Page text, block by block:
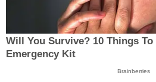
Will You Survive? 10 Things To
Emergency Kit
Brainberries